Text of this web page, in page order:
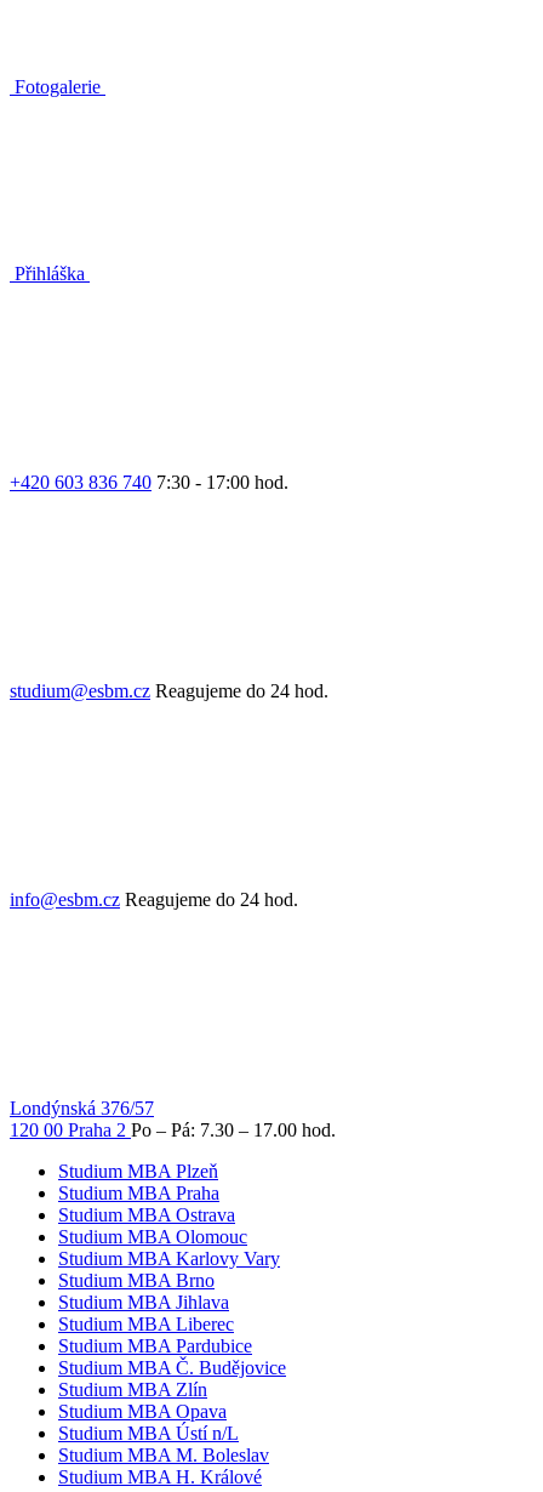
Fotogalerie
Přihláška
+420 603 836 740 7:30 - 17:00 hod.
studium@esbm.cz Reagujeme do 24 hod.
info@esbm.cz Reagujeme do 24 hod.
Londýnská 376/57
120 00 Praha 2 Po – Pá: 7.30 – 17.00 hod.
Studium MBA Plzeň
Studium MBA Praha
Studium MBA Ostrava
Studium MBA Olomouc
Studium MBA Karlovy Vary
Studium MBA Brno
Studium MBA Jihlava
Studium MBA Liberec
Studium MBA Pardubice
Studium MBA Č. Budějovice
Studium MBA Zlín
Studium MBA Opava
Studium MBA Ústí n/L
Studium MBA M. Boleslav
Studium MBA H. Králové